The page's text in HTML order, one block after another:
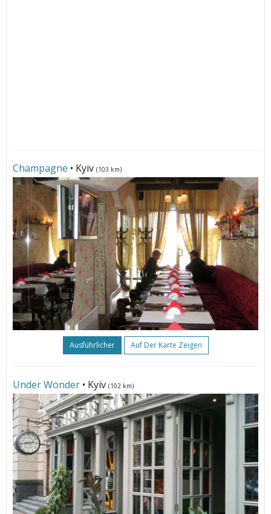
Champagne • Kyiv (103 km)
Ausführlicher Auf Der Karte Zeigen
Under Wonder • Kyiv (102 km)